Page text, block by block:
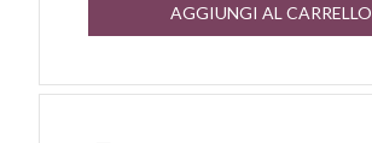
AGGIUNGI AL CARRELLO